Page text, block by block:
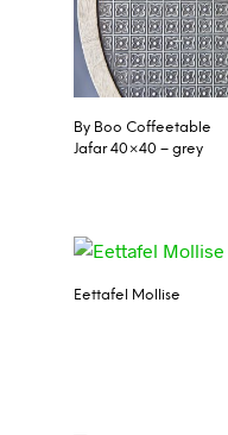
By Boo Coffeetable
Jafar 40×40 – grey
Eettafel Mollise